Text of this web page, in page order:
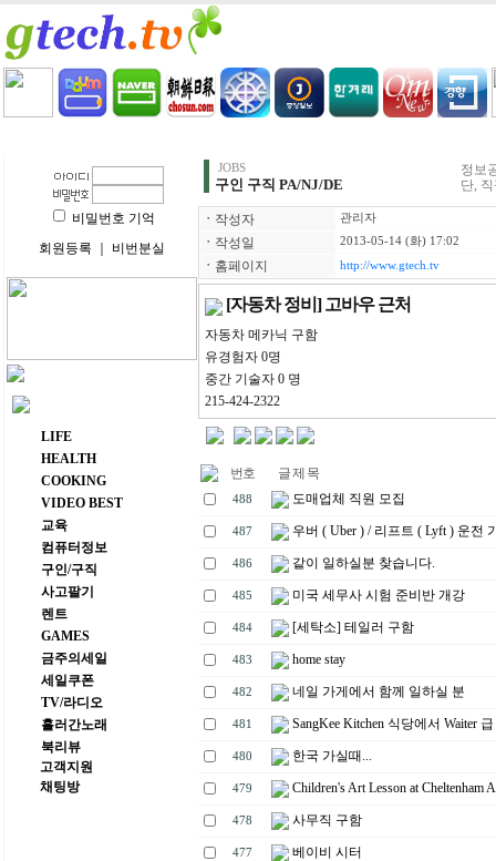
비밀번호 기억
회원등록
비번분실
주요 메뉴
LIFE
HEALTH
COOKING
VIDEO BEST
교육
컴퓨터정보
구인/구직
사고팔기
렌트
GAMES
금주의세일
세일쿠폰
TV/라디오
흘러간노래
북리뷰
고객지원
채팅방
JOBS
구인 구직 PA/NJ/DE
정보
단,
ㆍ 작성자 관리자
ㆍ 작성일 2013-05-14 (화) 17:02
ㆍ 홈페이지 http://www.gtech.tv
[자동차 정비] 고바우 근처
자동차 메카닉 구함
유경험자 0명
중간 기술자 0 명
215-424-2322
번호 글 제 목
488 도매업체 직원 모집
487 우버 ( Uber ) / 리프트 ( Lyft ) 운전
486 같이 일하실분 찾습니다.
485 미국 세무사 시험 준비반 개강
484 [세탁소] 테일러 구함
483 home stay
482 네일 가게에서 함께 일하실 분
481 SangKee Kitchen 식당에서 Waiter
480 한국 가실때...
479 Children's Art Lesson at Cheltenham
478 사무직 구함
477 베이비 시터